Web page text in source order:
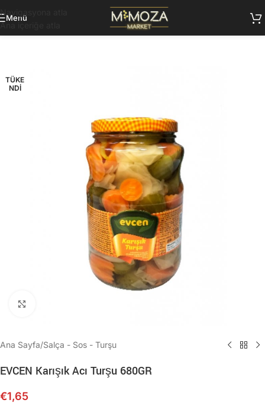
Navigasyona atla
Ana içeriğe atla
Menü
TÜKE
NDI
Ana Sayfa/Salça - Sos - Turşu
EVCEN Karışık Acı Turşu 680GR
€1,65